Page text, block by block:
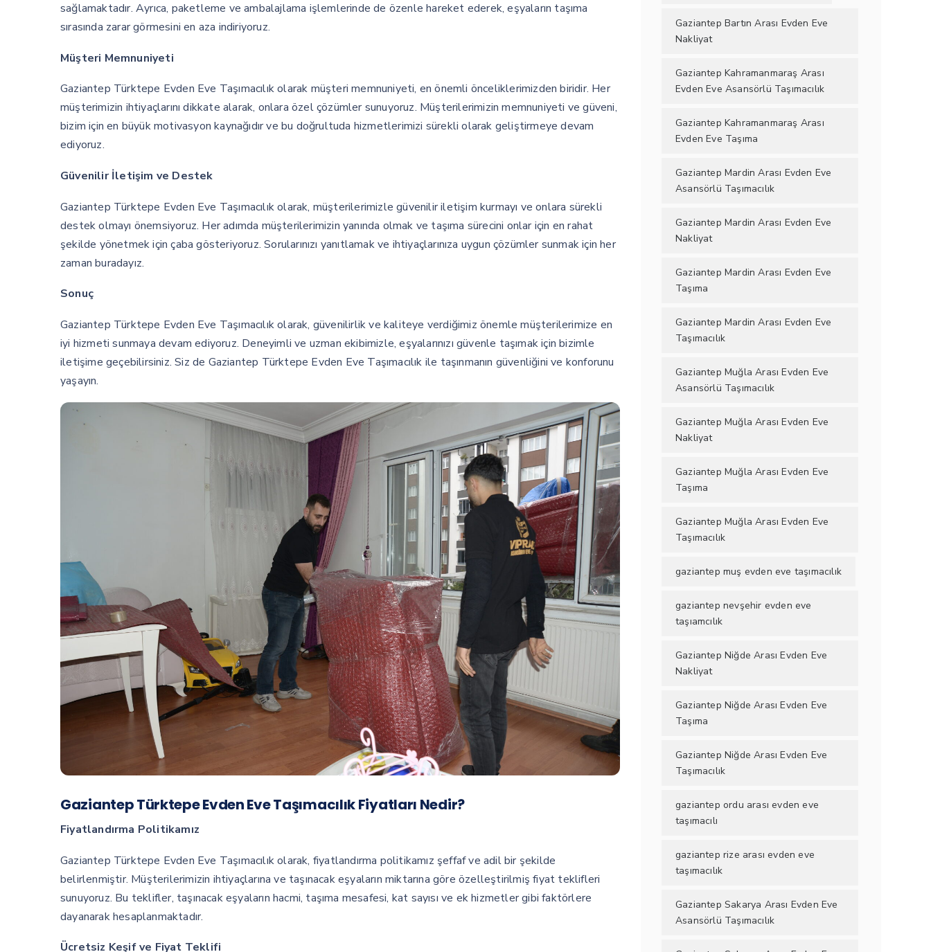
sağlamaktadır. Ayrıca, paketleme ve ambalajlama işlemlerinde de özenle hareket ederek, eşyaların taşıma
sırasında zarar görmesini en aza indiriyoruz.
Müşteri Memnuniyeti
Gaziantep Türktepe Evden Eve Taşımacılık olarak müşteri memnuniyeti, en önemli önceliklerimizden biridir. Her
müşterimizin ihtiyaçlarını dikkate alarak, onlara özel çözümler sunuyoruz. Müşterilerimizin memnuniyeti ve güveni,
bizim için en büyük motivasyon kaynağıdır ve bu doğrultuda hizmetlerimizi sürekli olarak geliştirmeye devam
ediyoruz.
Güvenilir İletişim ve Destek
Gaziantep Türktepe Evden Eve Taşımacılık olarak, müşterilerimizle güvenilir iletişim kurmayı ve onlara sürekli
destek olmayı önemsiyoruz. Her adımda müşterilerimizin yanında olmak ve taşıma sürecini onlar için en rahat
şekilde yönetmek için çaba gösteriyoruz. Sorularınızı yanıtlamak ve ihtiyaçlarınıza uygun çözümler sunmak için her
zaman buradayız.
Sonuç
Gaziantep Türktepe Evden Eve Taşımacılık olarak, güvenilirlik ve kaliteye verdiğimiz önemle müşterilerimize en
iyi hizmeti sunmaya devam ediyoruz. Deneyimli ve uzman ekibimizle, eşyalarınızı güvenle taşımak için bizimle
iletişime geçebilirsiniz. Siz de Gaziantep Türktepe Evden Eve Taşımacılık ile taşınmanın güvenliğini ve konforunu
yaşayın.
Gaziantep Türktepe Evden Eve Taşımacılık Fiyatları Nedir?
Fiyatlandırma Politikamız
Gaziantep Türktepe Evden Eve Taşımacılık olarak, fiyatlandırma politikamız şeffaf ve adil bir şekilde
belirlenmiştir. Müşterilerimizin ihtiyaçlarına ve taşınacak eşyaların miktarına göre özelleştirilmiş fiyat teklifleri
sunuyoruz. Bu teklifler, taşınacak eşyaların hacmi, taşıma mesafesi, kat sayısı ve ek hizmetler gibi faktörlere
dayanarak hesaplanmaktadır.
Ücretsiz Keşif ve Fiyat Teklifi
Gaziantep Bartın Arası Evden Eve
Nakliyat
Gaziantep Kahramanmaraş Arası
Evden Eve Asansörlü Taşımacılık
Gaziantep Kahramanmaraş Arası
Evden Eve Taşıma
Gaziantep Mardin Arası Evden Eve
Asansörlü Taşımacılık
Gaziantep Mardin Arası Evden Eve
Nakliyat
Gaziantep Mardin Arası Evden Eve
Taşıma
Gaziantep Mardin Arası Evden Eve
Taşımacılık
Gaziantep Muğla Arası Evden Eve
Asansörlü Taşımacılık
Gaziantep Muğla Arası Evden Eve
Nakliyat
Gaziantep Muğla Arası Evden Eve
Taşıma
Gaziantep Muğla Arası Evden Eve
Taşımacılık
gaziantep muş evden eve taşımacılık
gaziantep nevşehir evden eve
taşıamcılık
Gaziantep Niğde Arası Evden Eve
Nakliyat
Gaziantep Niğde Arası Evden Eve
Taşıma
Gaziantep Niğde Arası Evden Eve
Taşımacılık
gaziantep ordu arası evden eve
taşımacılı
gaziantep rize arası evden eve
taşımacılık
Gaziantep Sakarya Arası Evden Eve
Asansörlü Taşımacılık